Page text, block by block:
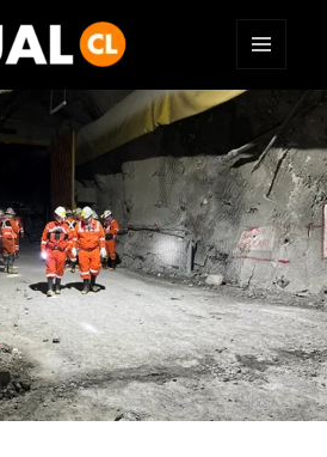
WIDGETS